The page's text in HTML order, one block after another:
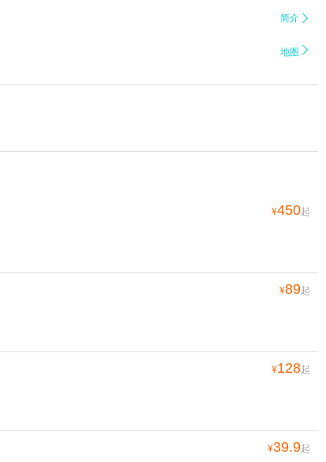
简介 
地图 
¥450起
¥89起
¥128起
¥39.9起